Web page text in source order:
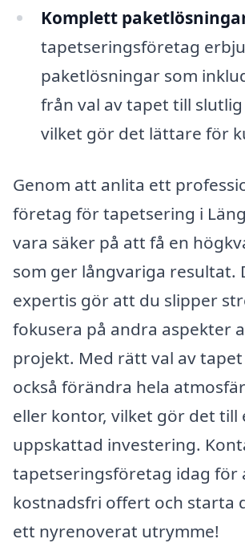
Komplett
tapetseringsföretag
paketlösningar som
från val av tapet till
vilket gör det lättare för
Genom att anlita ett
företag för tapetsering i
vara säker på att få en
som ger långvariga resultat.
expertis gör att du slipper
fokusera på andra aspekter
projekt. Med rätt val av tapet
också förändra hela
eller kontor, vilket gör det till
uppskattad investering.
tapetseringsföretag idag för
kostnadsfri offert och starta
ett nyrenoverat utrymme!